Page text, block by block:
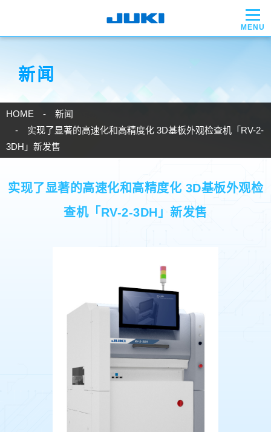
新闻
HOME
新闻
实现了显著的高速化和高精度化 3D基板外观检查机「RV-2-
3DH」新发售
实现了显著的高速化和高精度化 3D基板外观检
查机「RV-2-3DH」新发售